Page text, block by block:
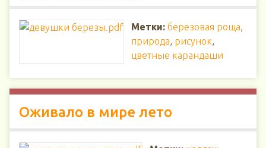
Метки: березовая роща,
природа, рисунок,
цветные карандаши
Оживало в мире лето